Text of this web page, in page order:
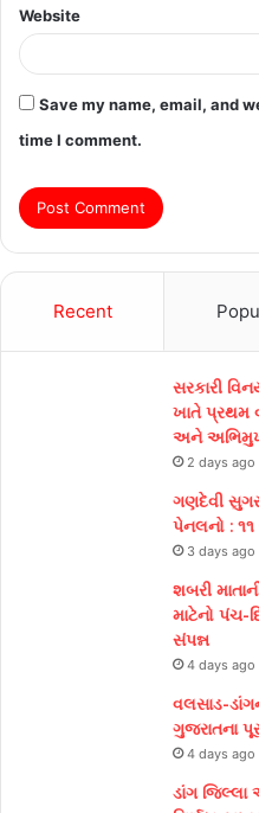
Website
Save my name, email, and
time I comment.
Recent
સરકારી
ખાતે પ્રથમ
અને
2 days ago
ગણદેવી
પેનલનો :
3 days ago
શબરી
માટેનો પંચ-
સંપન્ન
4 days ago
વલસાડ-
ગુજરાતના
4 days ago
ડાંગ જિલ્લા